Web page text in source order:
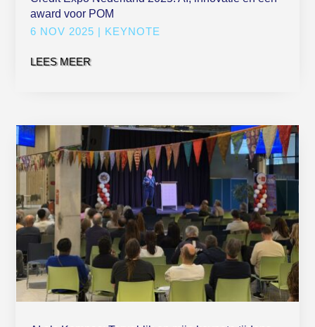
award voor POM
6 NOV 2025 | KEYNOTE
LEES MEER